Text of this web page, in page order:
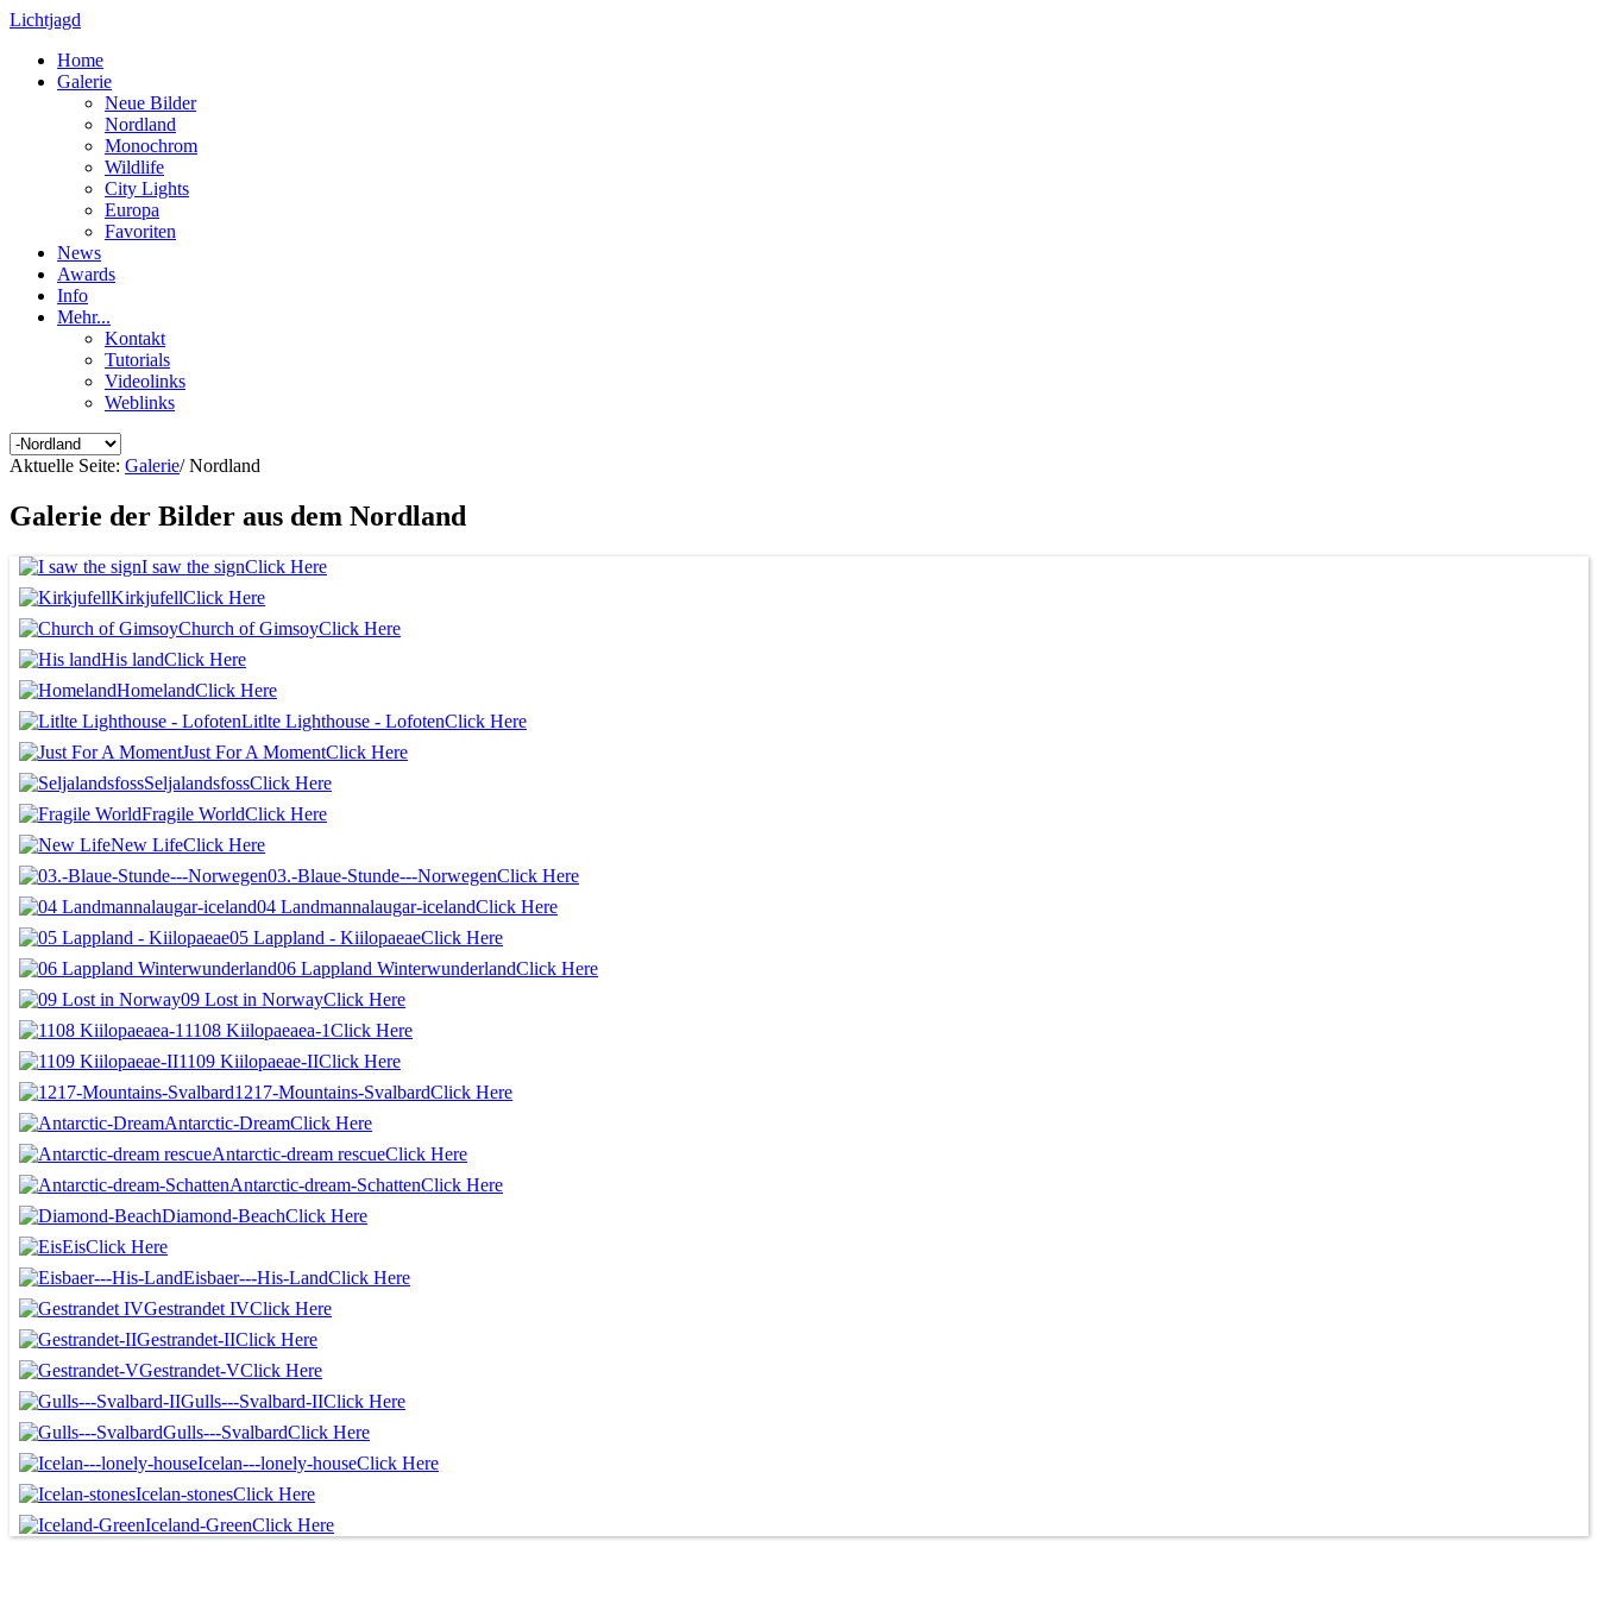
Lichtjagd
Home
Galerie
Neue Bilder
Nordland
Monochrom
Wildlife
City Lights
Europa
Favoriten
News
Awards
Info
Mehr...
Kontakt
Tutorials
Videolinks
Weblinks
Aktuelle Seite: Galerie/Nordland
Galerie der Bilder aus dem Nordland
I saw the signClick Here
KirkjufellClick Here
Church of GimsoyClick Here
His landClick Here
HomelandClick Here
Litlte Lighthouse - LofotenClick Here
Just For A MomentClick Here
SeljalandsfossClick Here
Fragile WorldClick Here
New LifeClick Here
03.-Blaue-Stunde---NorwegenClick Here
04 Landmannalaugar-icelandClick Here
05 Lappland - KiilopaeaeClick Here
06 Lappland WinterwunderlandClick Here
09 Lost in NorwayClick Here
1108 Kiilopaeaea-1Click Here
1109 Kiilopaeae-IIClick Here
1217-Mountains-SvalbardClick Here
Antarctic-DreamClick Here
Antarctic-dream rescueClick Here
Antarctic-dream-SchattenClick Here
Diamond-BeachClick Here
EisClick Here
Eisbaer---His-LandClick Here
Gestrandet IVClick Here
Gestrandet-IIClick Here
Gestrandet-VClick Here
Gulls---Svalbard-IIClick Here
Gulls---SvalbardClick Here
Icelan---lonely-houseClick Here
Icelan-stonesClick Here
Iceland-GreenClick Here